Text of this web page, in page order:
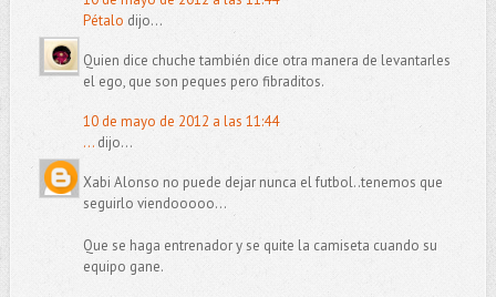
Pétalo dijo...
Quien dice chuche también dice otra manera de levantarles
el ego, que son peques pero fibraditos.
10 de mayo de 2012 a las 11:44
...dijo...
Xabi Alonso no puede dejar nunca el futbol..tenemos que
seguirlo viendooooo...
Que se haga entrenador y se quite la camiseta cuando su
equipo gane.